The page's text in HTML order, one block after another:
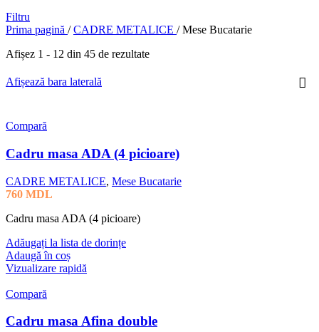
Filtru
Prima pagină / CADRE METALICE / Mese Bucatarie
Afișez 1 - 12 din 45 de rezultate
Afișează bara laterală
Compară
Cadru masa ADA (4 picioare)
CADRE METALICE, Mese Bucatarie
760 MDL
Cadru masa ADA (4 picioare)
Adăugați la lista de dorințe
Adaugă în coș
Vizualizare rapidă
Compară
Cadru masa Afina double